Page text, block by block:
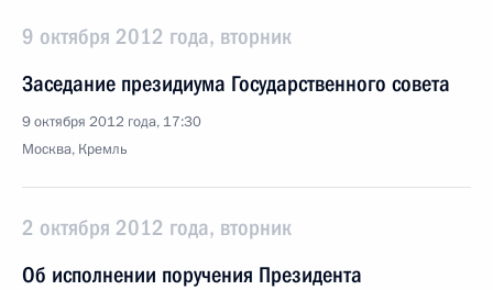
9 октября 2012 года, вторник
Заседание президиума Государственного совета
9 октября 2012 года, 17:30
Москва, Кремль
2 октября 2012 года, вторник
Об исполнении поручения Президента